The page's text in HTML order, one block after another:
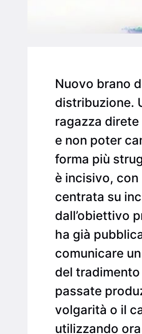
Nuovo brano
distribuzione.
ragazza
e non poter
forma più
è incisivo,
centrata su
dall’obiettivo
ha già
comunicare
del
passate
volgarità o il
utilizzando